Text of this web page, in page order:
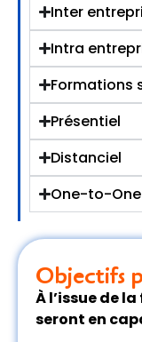
Inter
Intra
Formations
Présentiel
Distanciel
One-to-One
Objectifs
À l’issue de
seront en